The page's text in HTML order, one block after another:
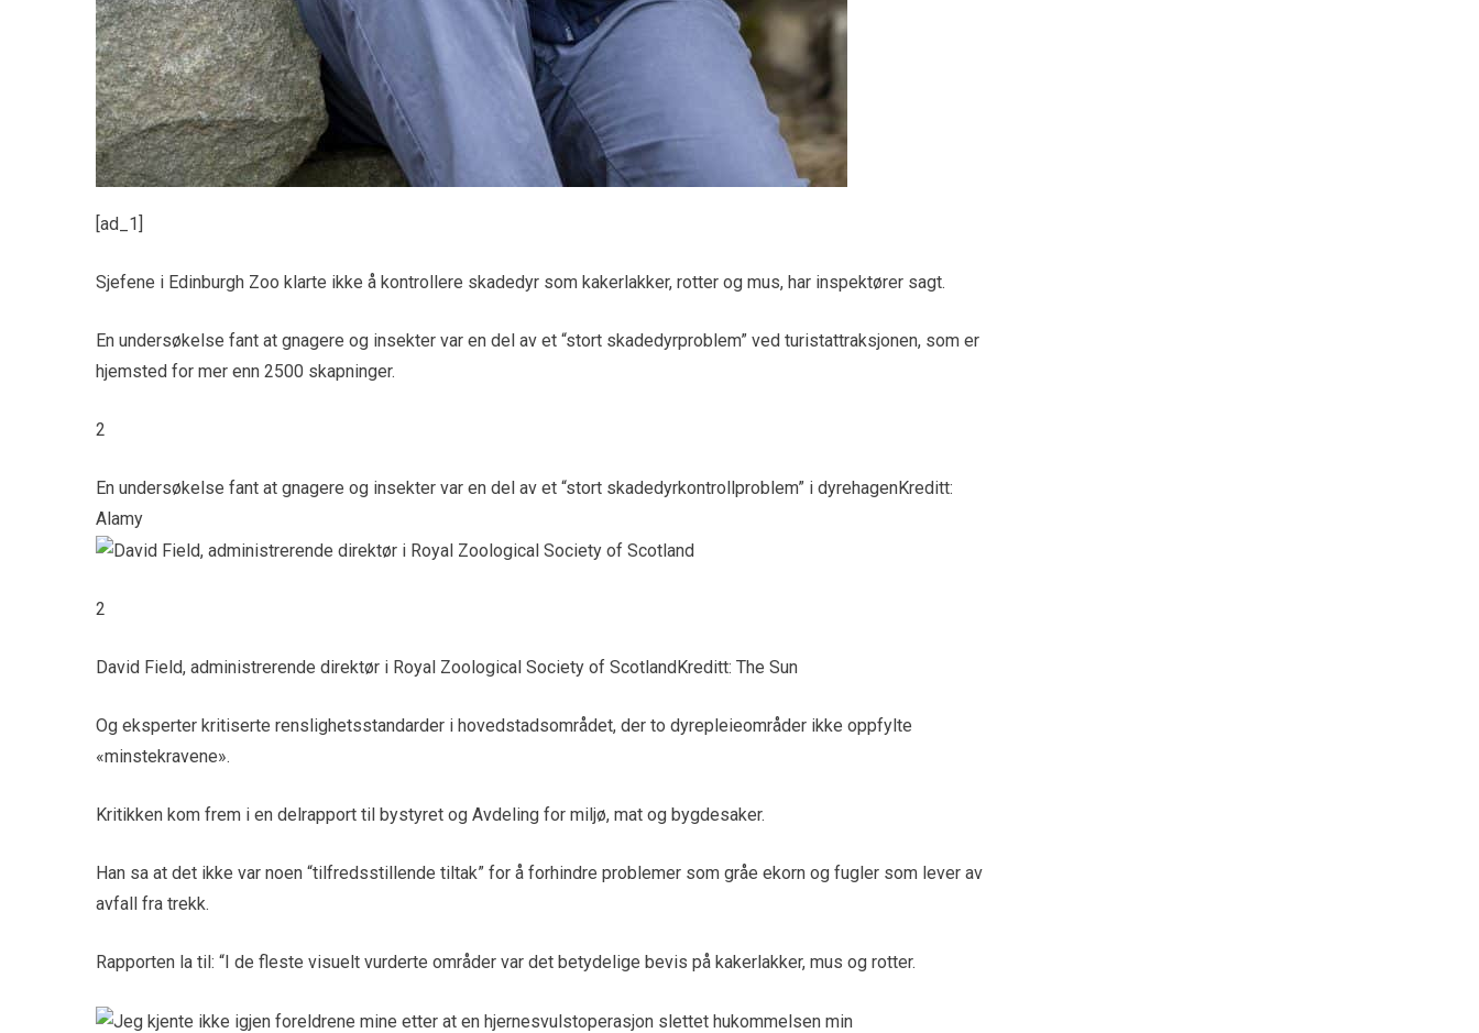
[ad_1]
Sjefene i Edinburgh Zoo klarte ikke å kontrollere skadedyr som kakerlakker, rotter og mus, har inspektører sagt.
En undersøkelse fant at gnagere og insekter var en del av et “stort skadedyrproblem” ved turistattraksjonen, som er
hjemsted for mer enn 2500 skapninger.
2
En undersøkelse fant at gnagere og insekter var en del av et “stort skadedyrkontrollproblem” i dyrehagenKreditt:
Alamy
2
David Field, administrerende direktør i Royal Zoological Society of ScotlandKreditt: The Sun
Og eksperter kritiserte renslighetsstandarder i hovedstadsområdet, der to dyrepleieområder ikke oppfylte
«minstekravene».
Kritikken kom frem i en delrapport til bystyret og Avdeling for miljø, mat og bygdesaker.
Han sa at det ikke var noen “tilfredsstillende tiltak” for å forhindre problemer som gråe ekorn og fugler som lever av
avfall fra trekk.
Rapporten la til: “I de fleste visuelt vurderte områder var det betydelige bevis på kakerlakker, mus og rotter.